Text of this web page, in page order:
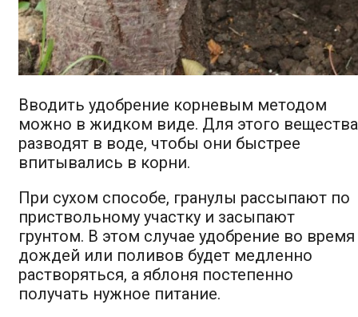
Вводить удобрение корневым методом
можно в жидком виде. Для этого вещества
разводят в воде, чтобы они быстрее
впитывались в корни.
При сухом способе, гранулы рассыпают по
приствольному участку и засыпают
грунтом. В этом случае удобрение во время
дождей или поливов будет медленно
растворяться, а яблоня постепенно
получать нужное питание.